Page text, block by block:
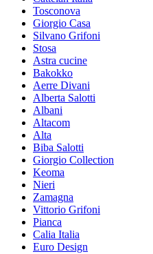
Tosconova
Giorgio Casa
Silvano Grifoni
Stosa
Astra cucine
Bakokko
Aerre Divani
Alberta Salotti
Albani
Altacom
Alta
Biba Salotti
Giorgio Collection
Keoma
Nieri
Zamagna
Vittorio Grifoni
Pianca
Calia Italia
Euro Design